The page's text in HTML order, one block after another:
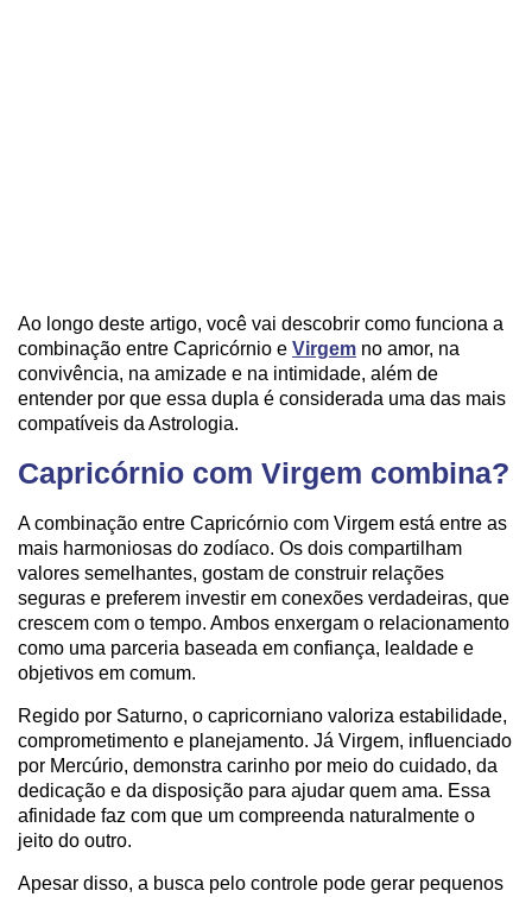
Ao longo deste artigo, você vai descobrir como funciona a
combinação entre Capricórnio e Virgem no amor, na
convivência, na amizade e na intimidade, além de
entender por que essa dupla é considerada uma das mais
compatíveis da Astrologia.
Capricórnio com Virgem combina?
A combinação entre Capricórnio com Virgem está entre as
mais harmoniosas do zodíaco. Os dois compartilham
valores semelhantes, gostam de construir relações
seguras e preferem investir em conexões verdadeiras, que
crescem com o tempo. Ambos enxergam o relacionamento
como uma parceria baseada em confiança, lealdade e
objetivos em comum.
Regido por Saturno, o capricorniano valoriza estabilidade,
comprometimento e planejamento. Já Virgem, influenciado
por Mercúrio, demonstra carinho por meio do cuidado, da
dedicação e da disposição para ajudar quem ama. Essa
afinidade faz com que um compreenda naturalmente o
jeito do outro.
Apesar disso, a busca pelo controle pode gerar pequenos